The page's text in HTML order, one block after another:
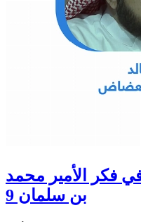
فكر الأمير محمد
بن سلمان 9